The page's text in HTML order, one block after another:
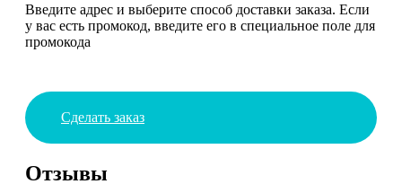
Введите адрес и выберите способ доставки заказа. Если
у вас есть промокод, введите его в специальное поле для
промокода
Сделать заказ
Отзывы